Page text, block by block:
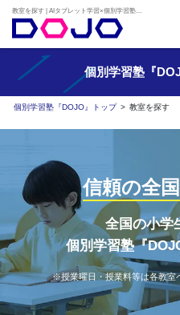
個別学習塾『
個別学習塾『DOJO』トップ > 教室を探す
信頼の全国
全国の小学
個別学習塾『
※授業曜日・授業料等は各教室